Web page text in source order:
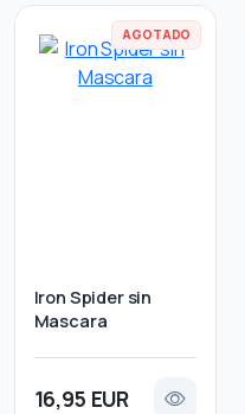
AGOTADO
Iron Spider sin
Mascara
16,95 EUR